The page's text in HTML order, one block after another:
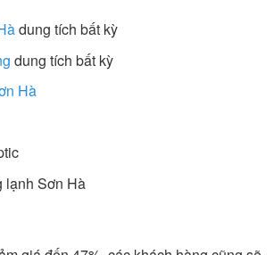
dung tích bất kỳ
dung tích bất kỳ
Hà
lạnh Sơn Hà